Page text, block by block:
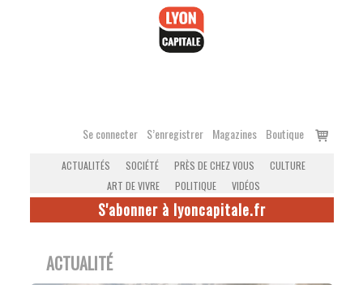
Se connecter S’enregistrer Magazines Boutique
Voir
ACTUALITÉS SOCIÉTÉ PRÈS DE CHEZ VOUS
CULTURE
ART DE VIVRE
POLITIQUE VIDÉOS
S'abonner à lyoncapitale.fr
ACTUALITÉ